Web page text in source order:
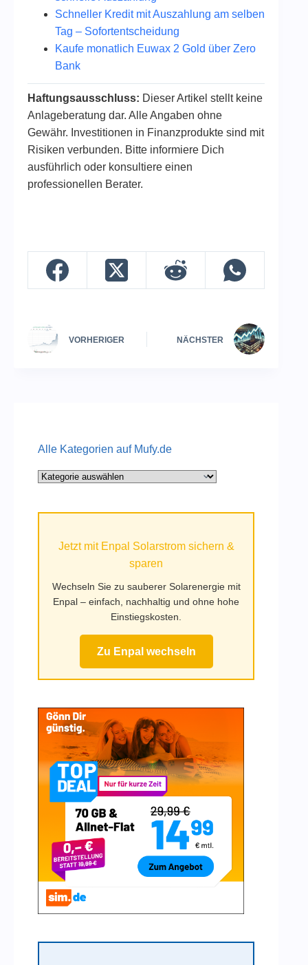
Schneller Kredit mit Auszahlung am selben
Tag – Sofortentscheidung
Kaufe monatlich Euwax 2 Gold über Zero
Bank
Haftungsausschluss: Dieser Artikel stellt keine
Anlageberatung dar. Alle Angaben ohne
Gewähr. Investitionen in Finanzprodukte sind mit
Risiken verbunden. Bitte informiere Dich
ausführlich oder konsultiere einen
professionellen Berater.
VORHERIGER NÄCHSTER
Alle Kategorien auf Mufy.de
Alle
Jetzt mit Enpal Solarstrom sichern &
sparen
Wechseln Sie zu sauberer Solarenergie mit
Enpal – einfach, nachhaltig und ohne hohe
Einstiegskosten.
Zu Enpal wechseln